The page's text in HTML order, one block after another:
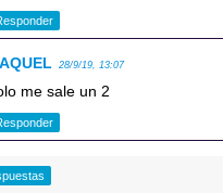
28/9/19, 13:07
me sale un 2